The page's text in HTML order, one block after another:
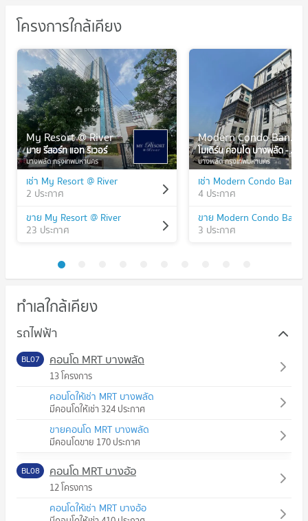
โครงการใกล้เคียง
My Resort @ River
มาย รีสอร์ท แอท ริเวอร์
บางพลัด กรุงเทพมหานคร
เช่า My Resort @ River
2 ประกาศ
ขาย My Resort @ River
23 ประกาศ
Modern Condo Bangphlat - Charan 79
โมเดิร์น คอนโด บางพลัด - จรัญ 79
บางพลัด กรุงเทพมหานคร
4 ประกาศ
3 ประกาศ
ทำเลใกล้เคียง
รถไฟฟ้า
BL07 คอนโด MRT บางพลัด
13 โครงการ
คอนโดให้เช่า MRT บางพลัด
มีคอนโดให้เช่า 324 ประกาศ
ขายคอนโด MRT บางพลัด
มีคอนโดขาย 170 ประกาศ
BL08 คอนโด MRT บางอ้อ
12 โครงการ
คอนโดให้เช่า MRT บางอ้อ